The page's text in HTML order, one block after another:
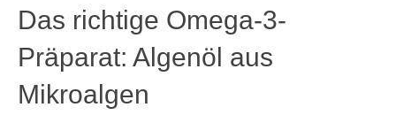
Das richtige Omega-3-
Präparat: Algenöl aus
Mikroalgen